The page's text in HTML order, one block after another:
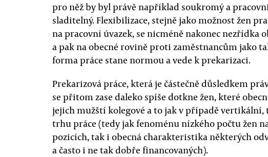
pro něž by byl právě například soukromý a
sladitelný. Flexibilizace, stejně jako možnost žen
na pracovní úvazek, se nicméně nakonec
a pak na obecné rovině proti zaměstnancům jako
forma práce stane normou a vede k prekarizaci.
Prekarizová práce, která je částečně důsledkem
se přitom zase daleko spíše dotkne žen, které
jejich mužští kolegové a to jak v případě vertikální,
trhu práce (tedy jak fenoménu nízkého počtu žen
pozicích, tak i obecná charakteristika některých
a často i ne tak dobře financovaných).